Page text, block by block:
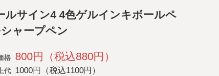
ルサイン4 4色ゲルインキボールペ
ャープペン
格 800円（税込880円）
代 1000円（税込1100円）